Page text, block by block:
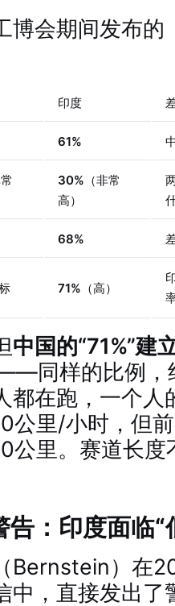
博会期间发布的
印度
61%
30% （非常
高）
68%
71% （高）
中国的“71%”建
同样的比例，
都在跑，一个人
公里/小时，但
公里。赛道长
：印度面临“
Bernstein）在
中，直接发出了